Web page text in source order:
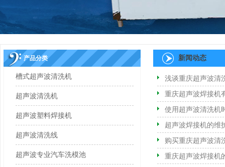
产品分类
槽式超声波清洗机
超声波清洗机
超声波塑料焊接机
超声波清洗线
超声波专业汽车洗模池
新闻动态
浅谈重庆超声波清
重庆超声波焊接机
使用超声波清洗机
超声波焊接机的维
购买重庆超声波清
重庆超声波焊接机